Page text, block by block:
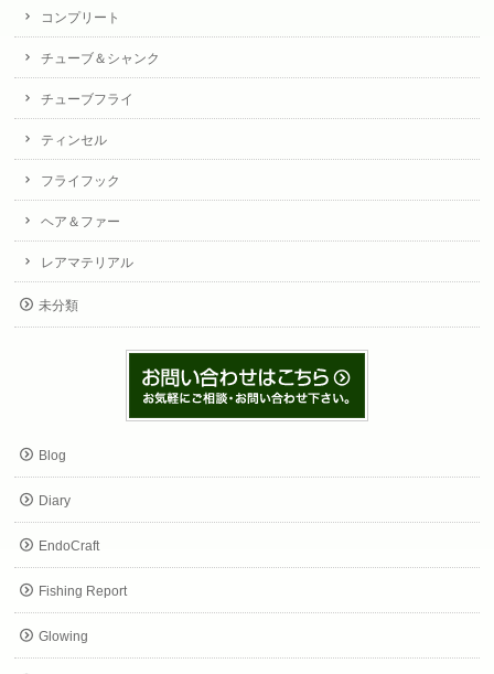
コンプリート
チューブ＆シャンク
チューブフライ
ティンセル
フライフック
ヘア＆ファー
レアマテリアル
未分類
Blog
Diary
EndoCraft
Fishing Report
Glowing